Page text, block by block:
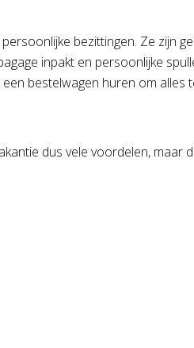
bezittingen. Ze zijn
inpakt en persoonlijke
bestelwagen huren om
dus vele voordelen, maar